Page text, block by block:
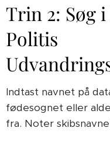
Trin 2: Søg
Politis
Indtast navnet på
fødesognet eller
fra. Noter